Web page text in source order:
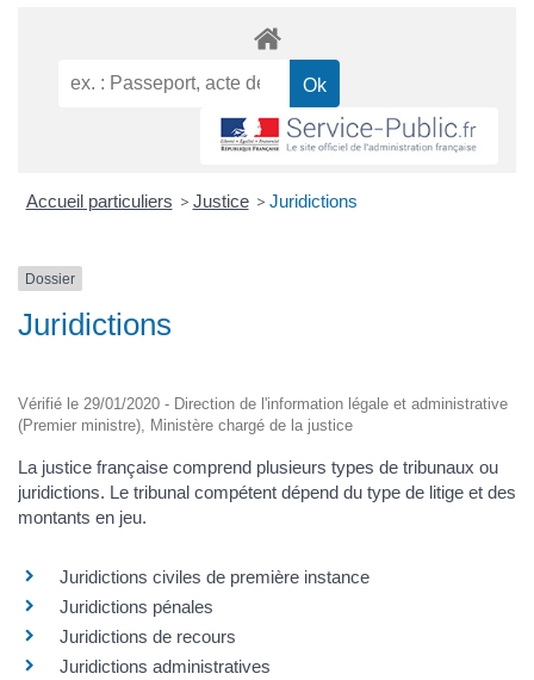
Accueil particuliers > Justice > Juridictions
Dossier
Juridictions
Vérifié le 29/01/2020 - Direction de l'information légale et administrative
(Premier ministre), Ministère chargé de la justice
La justice française comprend plusieurs types de tribunaux ou
juridictions. Le tribunal compétent dépend du type de litige et des
montants en jeu.
Juridictions civiles de première instance
Juridictions pénales
Juridictions de recours
Juridictions administratives